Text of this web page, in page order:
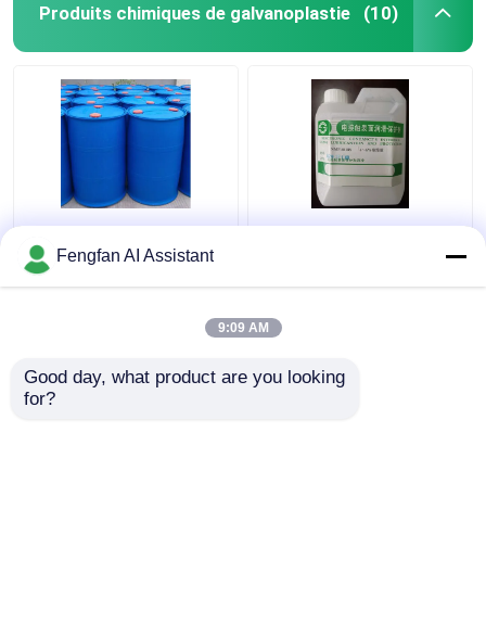
Produits chimiques de galvanoplastie (10)
IME Polymère
cationique aqueux pour
l'électroplatage des
Lumifiant liquide jaune
Lubrification et
protection Nmp-6618s
Fengfan AI Assistant
9:09 AM
Good day, what product are you looking
for?